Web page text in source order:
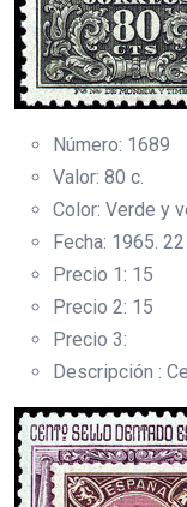
Número: 1689
Valor: 80 c.
Color: Verde y
Fecha: 1965.
Precio 1: 15
Precio 2: 15
Precio 3:
Descripción :